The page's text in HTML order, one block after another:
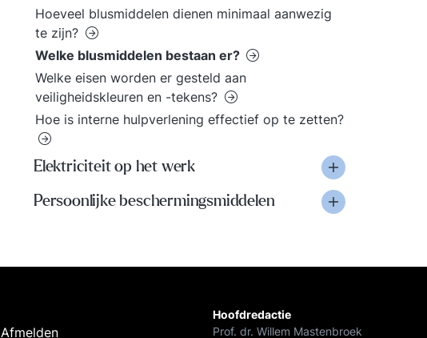
Hoeveel blusmiddelen dienen minimaal aanwezig
te zijn?
Welke blusmiddelen bestaan er?
Welke eisen worden er gesteld aan
veiligheidskleuren en -tekens?
Hoe is interne hulpverlening effectief op te zetten?
Elektriciteit op het werk
Persoonlijke beschermingsmiddelen
Afmelden
Hoofdredactie
Prof. dr. Willem Mastenbroek